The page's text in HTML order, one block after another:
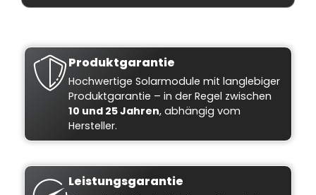
Produktgarantie
Hochwertige Solarmodule mit langlebiger
Produktgarantie – in der Regel zwischen
10 und 25 Jahren, abhängig vom
Hersteller.
Leistungsgarantie